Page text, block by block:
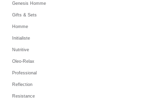
Genesis Homme
Gifts & Sets
Homme
Initialiste
Nutritive
Oleo-Relax
Professional
Reflection
Resistance